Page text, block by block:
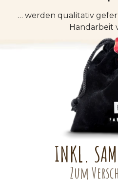
… werden qualitativ
Handarbeit
INKL.
Zum